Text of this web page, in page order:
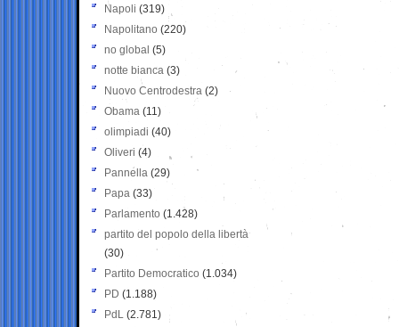
Napoli (319)
Napolitano (220)
no global (5)
notte bianca (3)
Nuovo Centrodestra (2)
Obama (11)
olimpiadi (40)
Oliveri (4)
Pannella (29)
Papa (33)
Parlamento (1.428)
partito del popolo della libertà
(30)
Partito Democratico (1.034)
PD (1.188)
PdL (2.781)